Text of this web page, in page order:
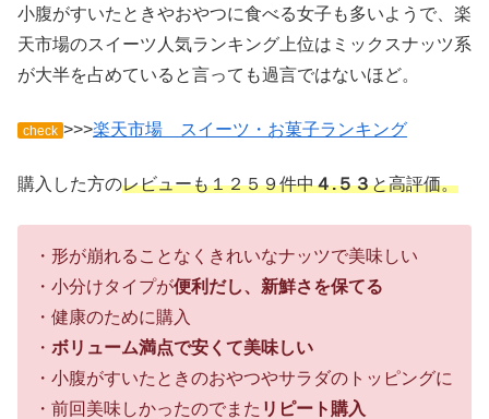
小腹がすいたときやおやつに食べる女子も多いようで、楽
天市場のスイーツ人気ランキング上位はミックスナッツ系
が大半を占めていると言っても過言ではないほど。
check >>>楽天市場 スイーツ・お菓子ランキング
購入した方のレビューも１２５９件中４.５３と高評価。
・形が崩れることなくきれいなナッツで美味しい
・小分けタイプが便利だし、新鮮さを保てる
・健康のために購入
・ ボリューム満点で安くて美味しい
・小腹がすいたときのおやつやサラダのトッピングに
・前回美味しかったのでまた リピート購入